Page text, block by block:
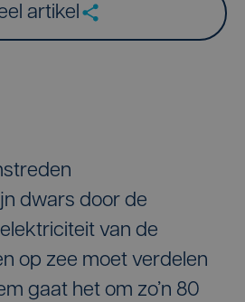
artikel
dwars door de
van de
op zee moet verdelen
gaat het om zo’n 80